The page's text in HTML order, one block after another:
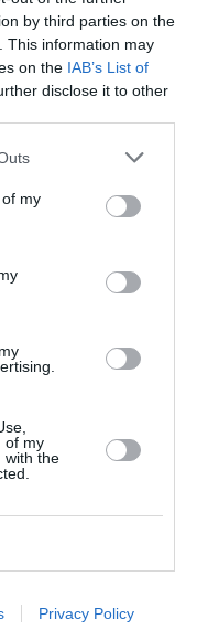
by third parties on the
This information may
on the IAB’s List of
disclose it to other
my
of my
with the
Privacy Policy
du premier Ministre
le 7 septembre
denonce-un-
RÉPONDRE
juillet 2013 - 16 h 06 min
qui crie au voleur
azur) qui crie au
Azur.
dire stop! La colère
les vrais trafiquants qui
RÉPONDRE